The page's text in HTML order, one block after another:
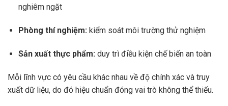
nghiêm ngặt
Phòng thí nghiệm:kiểm soát môi trường thử nghiệm
Sản xuất thực phẩm:duy trì điều kiện chế biến an toàn
Mỗi lĩnh vực có yêu cầu khác nhau về độ chính xác và truy
xuất dữ liệu, do đó hiệu chuẩn đóng vai trò không thể thiếu.